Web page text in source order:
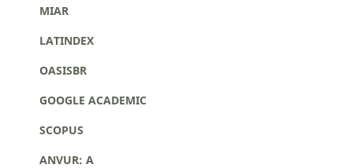
MIAR
LATINDEX
OASISBR
GOOGLE ACADEMIC
SCOPUS
ANVUR: A